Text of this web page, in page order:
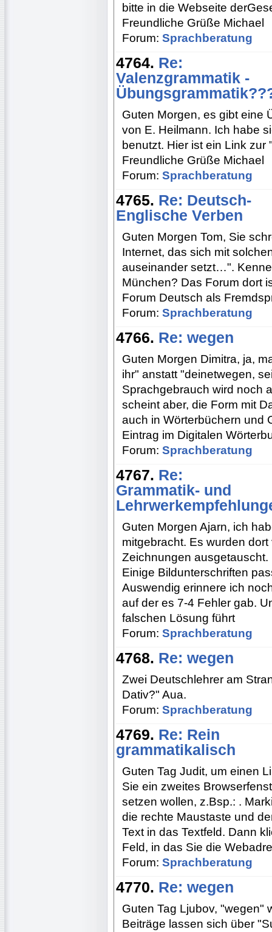
bitte in die Webseite
Freundliche Grüße Michael
Forum: Sprachberatung
4764. Re:
Valenzgrammatik -
Guten Morgen, es gibt eine
von E. Heilmann. Ich habe
benutzt. Hier ist ein Link
Freundliche Grüße Michael
Forum: Sprachberatung
4765. Re: Deutsch-
Englische Verben
Guten Morgen Tom, Sie
Internet, das sich mit
auseinander setzt…".
München? Das Forum dort
Forum Deutsch als
Forum: Sprachberatung
4766. Re: wegen
Guten Morgen Dimitra, ja,
ihr" anstatt "deinetwegen,
Sprachgebrauch wird noch
scheint aber, die Form mit
auch in Wörterbüchern und
Eintrag im Digitalen
Forum: Sprachberatung
4767. Re:
Grammatik- und
Guten Morgen Ajarn, ich
mitgebracht. Es wurden
Zeichnungen
Einige Bildunterschriften
Auswendig erinnere ich
auf der es 7-4 Fehler gab.
falschen Lösung führt
Forum: Sprachberatung
4768. Re: wegen
Zwei Deutschlehrer am
Dativ?" Aua.
Forum: Sprachberatung
4769. Re: Rein
grammatikalisch
Guten Tag Judit, um einen
Sie ein zweites
setzen wollen, z.Bsp.: .
die rechte Maustaste und
Text in das Textfeld. Dann
Feld, in das Sie die
Forum: Sprachberatung
4770. Re: wegen
Guten Tag Ljubov, "wegen"
Beiträge lassen sich über